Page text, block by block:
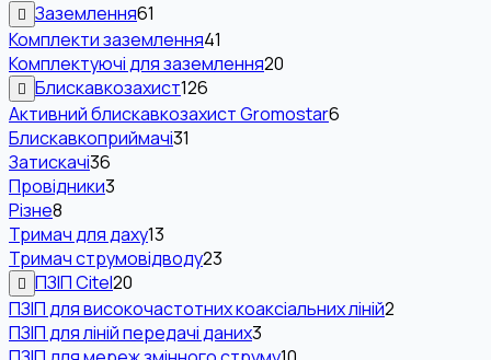
Заземлення61
Комплекти заземлення41
Комплектуючі для заземлення20
Блискавкозахист126
Активний блискавкозахист Gromostar6
Блискавкоприймачі31
Затискачі36
Провідники3
Різне8
Тримач для даху13
Тримач струмовідводу23
ПЗІП Citel20
ПЗІП для високочастотних коаксіальних ліній2
ПЗІП для ліній передачі даних3